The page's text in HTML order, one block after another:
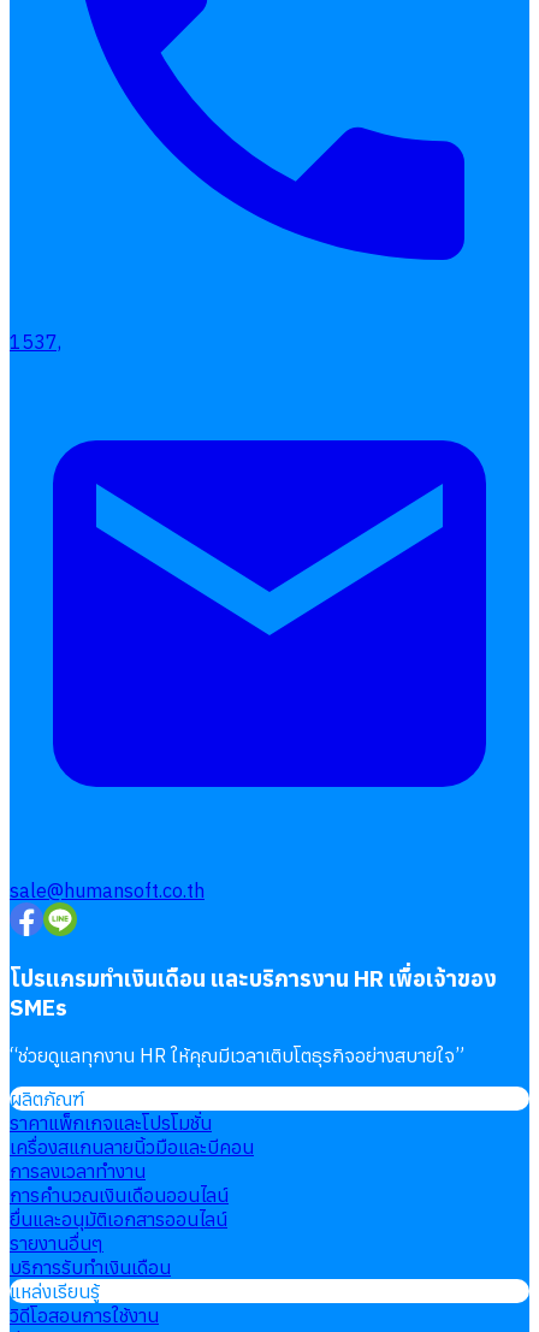
1537,
sale@humansoft.co.th
โปรแกรมทำเงินเดือน และบริการงาน HR เพื่อเจ้าของ
SMEs
“ช่วยดูแลทุกงาน HR ให้คุณมีเวลาเติบโตธุรกิจอย่างสบายใจ”
ผลิตภัณฑ์
ราคาแพ็กเกจและโปรโมชั่น
เครื่องสแกนลายนิ้วมือและบีคอน
การลงเวลาทำงาน
การคำนวณเงินเดือนออนไลน์
ยื่นและอนุมัติเอกสารออนไลน์
รายงานอื่นๆ
บริการรับทำเงินเดือน
แหล่งเรียนรู้
วิดีโอสอนการใช้งาน